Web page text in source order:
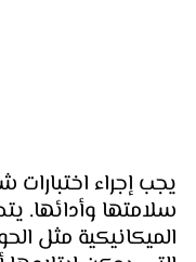
يجب إجراء اختبارات
سلامتها وأدائها.
الميكانيكية مثل